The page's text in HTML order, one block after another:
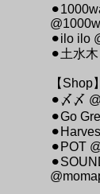
⚫︎ilo ilo
⚫︎土水
【Shop】
⚫︎〆〆
⚫︎Go
⚫︎POT